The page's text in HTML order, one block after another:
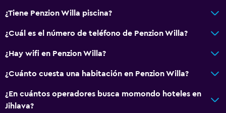
¿Tiene Penzion Willa piscina?
¿Cuál es el número de teléfono de Penzion Willa?
¿Hay wifi en Penzion Willa?
¿Cuánto cuesta una habitación en Penzion Willa?
¿En cuántos operadores busca momondo hoteles en
Jihlava?